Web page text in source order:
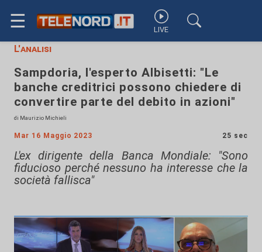
☰ LIVE
L'analisi
Sampdoria, l'esperto Albisetti: "Le
banche creditrici possono chiedere di
convertire parte del debito in azioni"
di Maurizio Michieli
Mar 16 Maggio 2023 25 sec
L'ex dirigente della Banca Mondiale: "Sono
fiducioso perché nessuno ha interesse che la
società fallisca"